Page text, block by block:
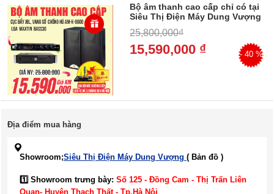
Bộ âm thanh cao cấp chỉ có tại
Siêu Thị Điện Máy Dung Vượng
25,800,000₫
15,590,000 ₫ - 40 %
Địa điểm mua hàng
Showroom;Siêu Thị Điện Máy Dung Vượng ( Bản đồ )
1️⃣ Showroom trưng bày: Số 125 - Đồng Cam - Thị Trấn Liên
Quan- Huyện Thạch Thất - Tp.Hà Nội